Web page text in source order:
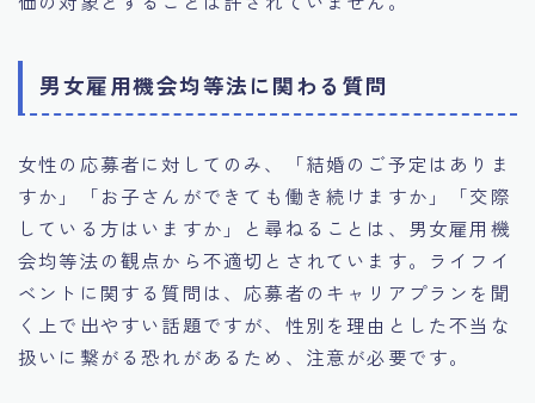
男女雇用機会均等法に関わる質問
女性の応募者に対してのみ、「結婚のご予定はありま
すか」「お子さんができても働き続けますか」「交際
している方はいますか」と尋ねることは、男女雇用機
会均等法の観点から不適切とされています。ライフイ
ベントに関する質問は、応募者のキャリアプランを聞
く上で出やすい話題ですが、性別を理由とした不当な
扱いに繋がる恐れがあるため、注意が必要です。